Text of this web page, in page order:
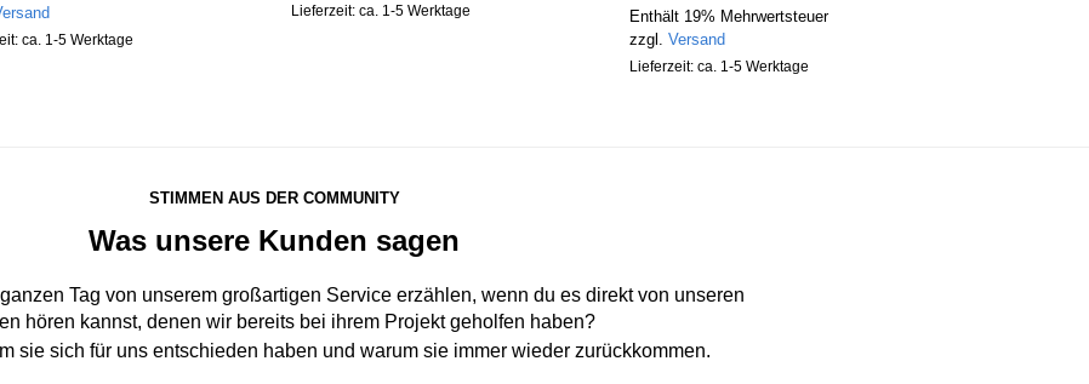
ca. 1-5 Werktage
Lieferzeit: ca. 1-5 Werktage
Enthält 19% Mehrwertsteuer
zzgl.Versand
Lieferzeit: ca. 1-5 Werktage
STIMMEN AUS DER COMMUNITY
Was unsere Kunden sagen
Tag von unserem großartigen Service erzählen, wenn du es direkt von unseren
hören kannst, denen wir bereits bei ihrem Projekt geholfen haben?
sie sich für uns entschieden haben und warum sie immer wieder zurückkommen.